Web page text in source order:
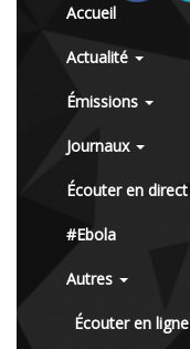
Accueil
Actualité
Émissions
Journaux
Écouter en direct
#Ebola
Autres
Écouter en ligne